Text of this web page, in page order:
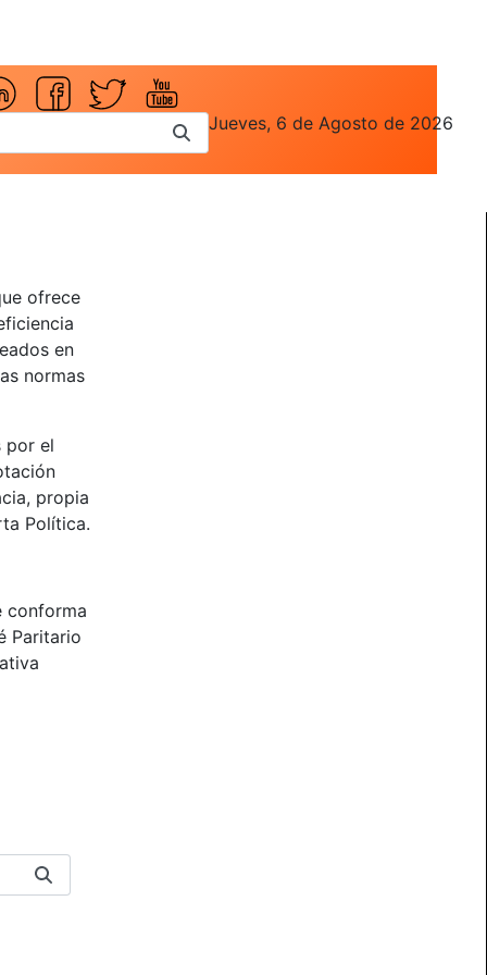
Jueves, 6 de Agosto de 2026
ofrece
en
normas
por el
propia
Política.
conforma
Paritario